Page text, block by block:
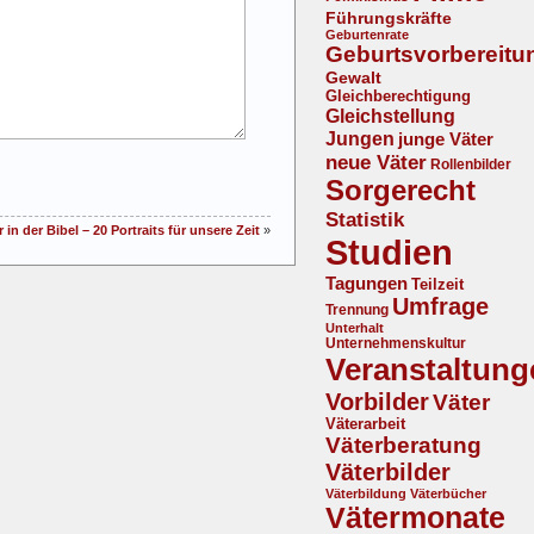
Führungskräfte
Geburtenrate
Gewalt
Gleichberechtigung
Gleichstellung
Jungen junge Väter
neue Väter Rollenbilder
Sorgerecht
Statistik
Studien
Tagungen Teilzeit
Trennung Umfrage
Unterhalt
Unternehmenskultur
VorbilderVäter
Väterarbeit
Väterberatung
Väterbilder
Väterbildung Väterbücher
Vätermonate
in der Bibel – 20 Portraits für unsere Zeit »